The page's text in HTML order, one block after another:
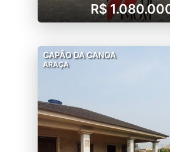
R$
CAPÃO DA CANOA
ARAÇA